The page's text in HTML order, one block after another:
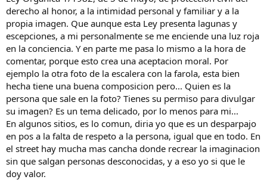
derecho al honor, a la intimidad personal y familiar y a la
propia imagen. Que aunque esta Ley presenta lagunas y
escepciones, a mi personalmente se me enciende una luz roja
en la conciencia. Y en parte me pasa lo mismo a la hora de
comentar, porque esto crea una aceptacion moral. Por
ejemplo la otra foto de la escalera con la farola, esta bien
hecha tiene una buena composicion pero... Quien es la
persona que sale en la foto? Tienes su permiso para divulgar
su imagen? Es un tema delicado, por lo menos para mi...
En algunos sitios, es lo comun, diria yo que es un desparpajo
en pos a la falta de respeto a la persona, igual que en todo. En
el street hay mucha mas cancha donde recrear la imaginacion
sin que salgan personas desconocidas, y a eso yo si que le
doy valor.